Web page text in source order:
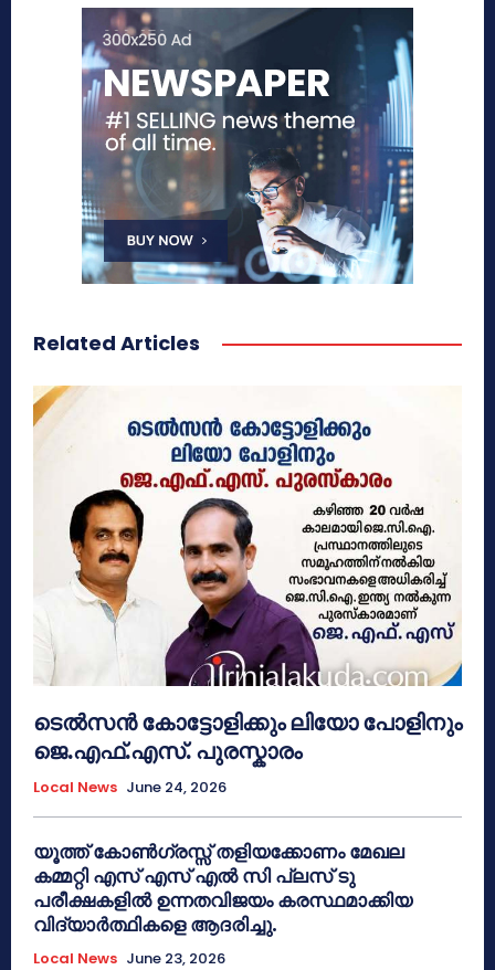
Related Articles
ടെൽസൻ കോട്ടോളിക്കും ലിയോ പോളിനും
ജെ.എഫ്.എസ്. പുരസ്കാരം
Local News June 24, 2026
യൂത്ത് കോൺഗ്രസ്സ് തളിയക്കോണം മേഖല
കമ്മറ്റി എസ് എസ് എൽ സി പ്ലസ് ടു
പരീക്ഷകളിൽ ഉന്നതവിജയം കരസ്ഥമാക്കിയ
വിദ്യാർത്ഥികളെ ആദരിച്ചു.
Local News June 23, 2026